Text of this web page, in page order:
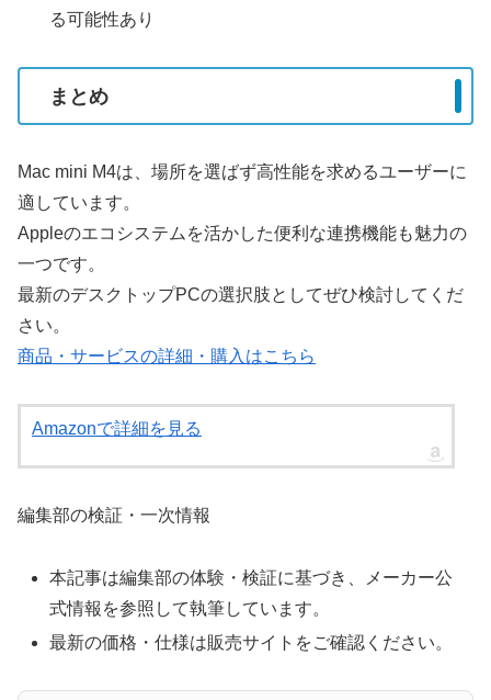
る可能性あり
まとめ
Mac mini M4は、場所を選ばず高性能を求めるユーザーに
適しています。
Appleのエコシステムを活かした便利な連携機能も魅力の
一つです。
最新のデスクトップPCの選択肢としてぜひ検討してくだ
さい。
商品・サービスの詳細・購入はこちら
Amazonで詳細を見る
編集部の検証・一次情報
本記事は編集部の体験・検証に基づき、メーカー公
式情報を参照して執筆しています。
最新の価格・仕様は販売サイトをご確認ください。